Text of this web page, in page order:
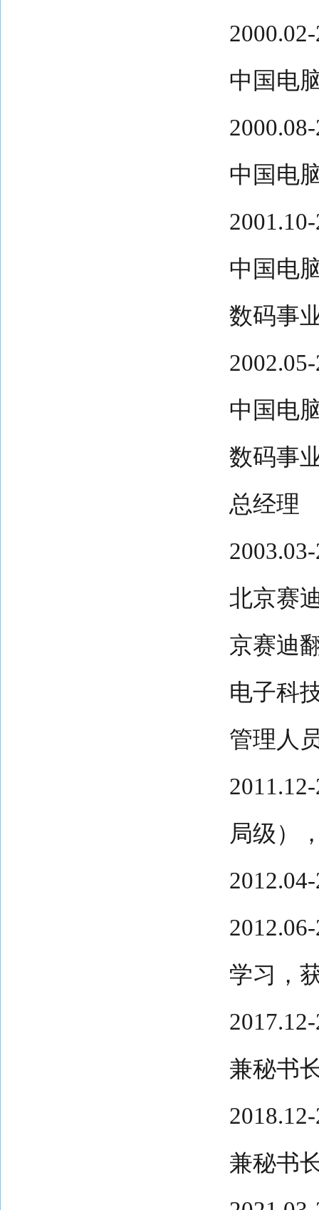
中国电
中国电
中国电
数码事
中国电
数码事
总经理
北京赛
京赛迪
电子科
管理人
局级）
学习，
兼秘书
兼秘书